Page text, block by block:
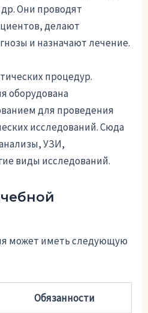
Они проводят
делают
и назначают лечение.
процедур.
оборудована
для проведения
исследований. Сюда
УЗИ,
виды исследований.
может иметь следующую
Обязанности